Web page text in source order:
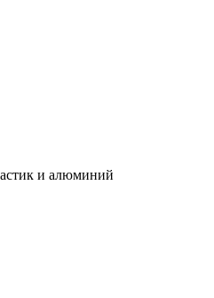
и алюминий